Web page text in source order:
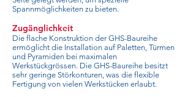
Spannmöglichkeiten zu bieten.
Zugänglichkeit
Die flache Konstruktion der GHS-Baureihe
ermöglicht die Installation auf Paletten, Türmen
und Pyramiden bei maximalen
Werkstückgrössen. Die GHS-Baureihe besitzt
sehr geringe Störkonturen, was die flexible
Fertigung von vielen Werkstücken erlaubt.